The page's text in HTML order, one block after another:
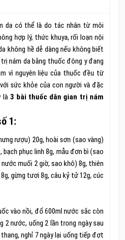
da có thể là do tác nhân từ môi
hợp lý, thức khuya, rối loạn nội
không hề dễ dàng nếu không biết
nám da bằng thuốc đông y đang
vì nguyên liệu của thuốc đều từ
sức khỏe của con người và đặc
là 3 bài thuốc dân gian trị nám
1:
rượu) 20g, hoài sơn (sao vàng)
phục linh 8g, mẫu đơn bì (sao
muối 2 giờ, sao khô) 8g, thiên
gừng tươi 8g, câu kỷ tử 12g, cúc
vào nồi, đổ 600ml nước sắc còn
2 nước, uống 2 lần trong ngày sau
nghỉ 7 ngày lại uống tiếp đợt